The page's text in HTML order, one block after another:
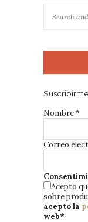
Nombre*
Correo
Acepto
sobre
acepto la
web*